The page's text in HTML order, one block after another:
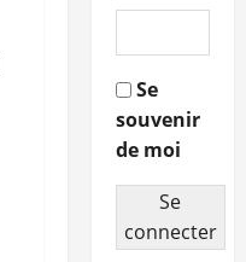
Se
souvenir
de moi
Se
connecter